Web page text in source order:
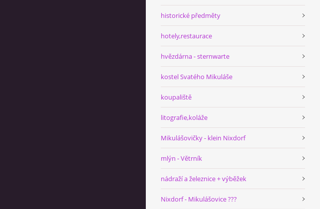
historické předměty
hotely,restaurace
hvězdárna - sternwarte
kostel Svatého Mikuláše
koupaliště
litografie,koláže
Mikulášovičky - klein Nixdorf
mlýn - Větrník
nádraží a železnice + výběžek
Nixdorf - Mikulášovice ???